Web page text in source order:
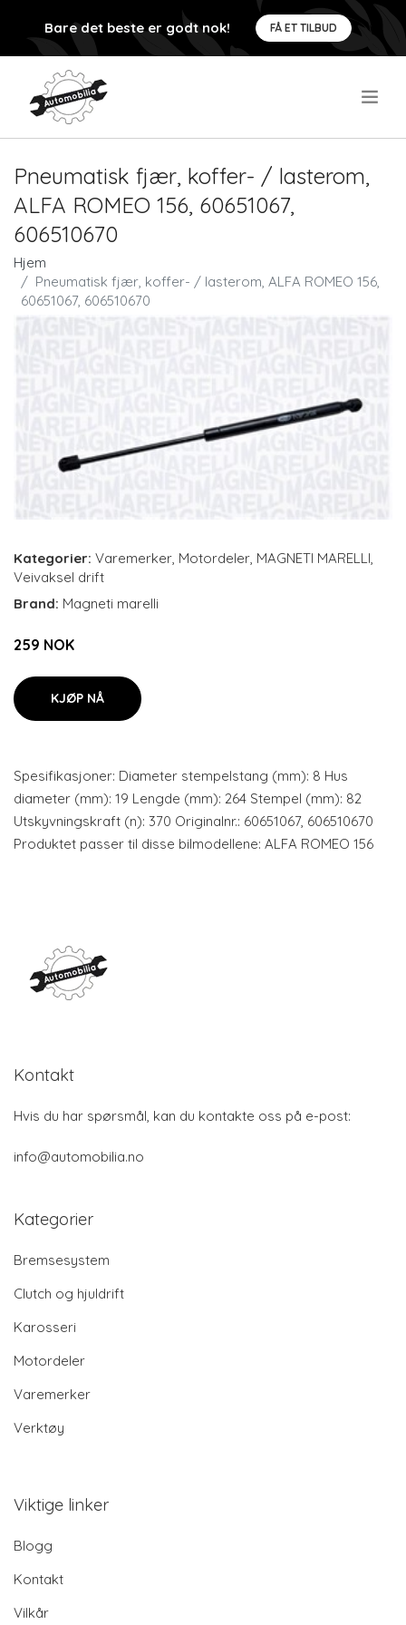
Bare det beste er godt nok! FÅ ET TILBUD
Pneumatisk fjær, koffer- / lasterom,
ALFA ROMEO 156, 60651067,
606510670
Hjem
Pneumatisk fjær, koffer- / lasterom, ALFA ROMEO 156,
60651067, 606510670
Kategorier: Varemerker Motordeler MAGNETI MARELLI
Veivaksel drift
Brand: Magneti marelli
259 NOK
KJØP NÅ
Spesifikasjoner: Diameter stempelstang (mm): 8 Hus
diameter (mm): 19 Lengde (mm): 264 Stempel (mm): 82
Utskyvningskraft (n): 370 Originalnr.: 60651067, 606510670
Produktet passer til disse bilmodellene: ALFA ROMEO 156
Kontakt
Hvis du har spørsmål, kan du kontakte oss på e-post:
info@automobilia.no
Kategorier
Bremsesystem
Clutch og hjuldrift
Karosseri
Motordeler
Varemerker
Verktøy
Viktige linker
Blogg
Kontakt
Vilkår